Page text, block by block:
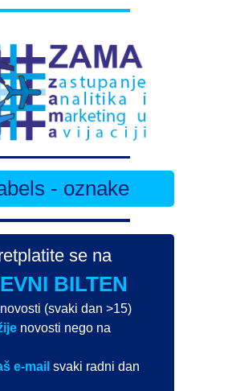
- oznake
se na
BILTEN
novosti (svaki dan >15)
novosti nego na
e-mail svaki radni dan